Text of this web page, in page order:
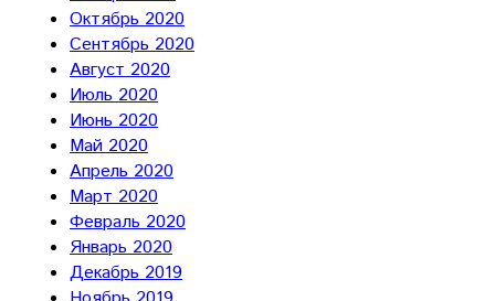
Октябрь 2020
Сентябрь 2020
Август 2020
Июль 2020
Июнь 2020
Май 2020
Апрель 2020
Март 2020
Февраль 2020
Январь 2020
Декабрь 2019